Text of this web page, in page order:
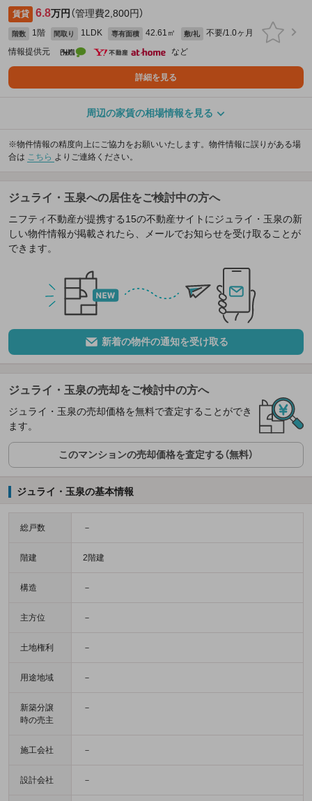
賃貸 6.8万円 （管理費2,800円）
階数 1階 間取り 1LDK 専有面積 42.61㎡ 敷/礼
不要/1.0ヶ月
情報提供元
など
詳細を見る
周辺の家賃の相場情報を見る
※物件情報の精度向上にご協力をお願いいたします。物件情報に誤りがある場
合は こちら よりご連絡ください。
ジュライ・玉泉への居住をご検討中の方へ
ニフティ不動産が提携する15の不動産サイトにジュライ・玉泉の新
しい物件情報が掲載されたら、メールでお知らせを受け取ることが
できます。
新着の物件の通知を受け取る
ジュライ・玉泉の売却をご検討中の方へ
ジュライ・玉泉の売却価格を無料で査定することができ
ます。
このマンションの売却価格を査定する（無料）
ジュライ・玉泉の基本情報
総戸数 －
階建 2階建
構造 －
主方位 －
土地権利 －
用途地域 －
新築分譲
時の売主
－
施工会社 －
設計会社 －